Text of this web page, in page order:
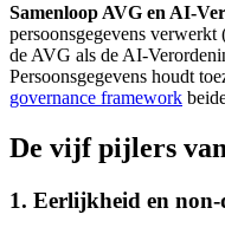
Samenloop AVG en AI-
persoonsgegevens
de AVG als de AI-
Persoonsgegevens houdt
governance framework
De vijf pijlers
1. Eerlijkheid en